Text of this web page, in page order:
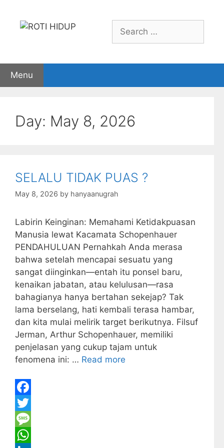
content
Search
for:
Menu
Day: May 8, 2026
SELALU TIDAK PUAS ?
May 8, 2026 by hanyaanugrah
Labirin Keinginan: Memahami Ketidakpuasan
Manusia lewat Kacamata Schopenhauer
PENDAHULUAN Pernahkah Anda merasa
bahwa setelah mencapai sesuatu yang
sangat diinginkan—entah itu ponsel baru,
kenaikan jabatan, atau kelulusan—rasa
bahagianya hanya bertahan sekejap? Tak
lama berselang, hati kembali terasa hambar,
dan kita mulai melirik target berikutnya. Filsuf
Jerman, Arthur Schopenhauer, memiliki
penjelasan yang cukup tajam untuk
fenomena ini: … Read more
F
a
c
T
w
M